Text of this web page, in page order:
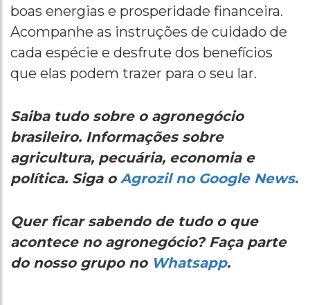
boas energias e prosperidade financeira.
Acompanhe as instruções de cuidado de
cada espécie e desfrute dos benefícios
que elas podem trazer para o seu lar.
Saiba tudo sobre o agronegócio
brasileiro. Informações sobre
agricultura, pecuária, economia e
política. Siga o Agrozil no Google News.
Quer ficar sabendo de tudo o que
acontece no agronegócio? Faça parte
do nosso grupo no Whatsapp.